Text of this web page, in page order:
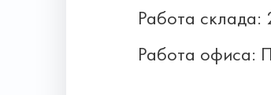
Работа
Работа офиса: